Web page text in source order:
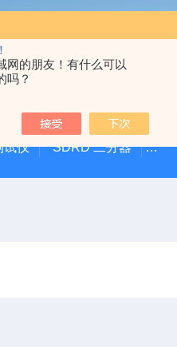
网的朋友！有什么可以
吗？
试仪 SDRD 二分器